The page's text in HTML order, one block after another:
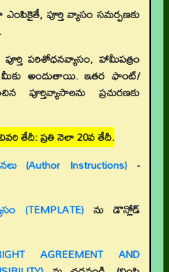
పూర్తి వ్యాసం సమర్పణకు
పరిశోధనవ్యాసం, హామీపత్రం
అందుతాయి. ఇతర ఫాంట్/
పూర్తివ్యాసాలను ప్రచురణకు
తేదీ: ప్రతి నెలా 20వ తేదీ.
(Author Instructions) -
(TEMPLATE) ను డౌన్లోడ్
AGREEMENT AND